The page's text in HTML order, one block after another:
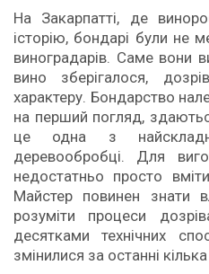
На Закарпатті, де
історію, бондарі були не
виноградарів. Саме вони
вино зберігалося,
характеру. Бондарство
на перший погляд,
це одна з
деревообробці. Для
недостатньо просто
Майстер повинен знати
розуміти процеси
десятками технічних
змінилися за останні